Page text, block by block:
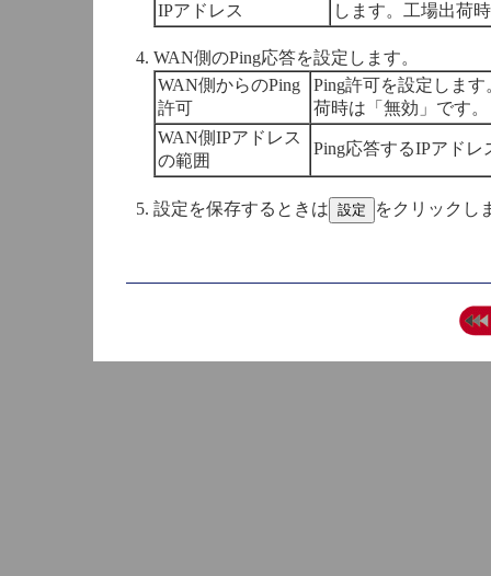
IPアドレス
します。工場出荷
WAN側のPing応答を設定します。
WAN側からのPing
許可
Ping許可を設定しま
荷時は「無効」です。
WAN側IPアドレス
の範囲
Ping応答するIPアド
設定を保存するときは をクリックし